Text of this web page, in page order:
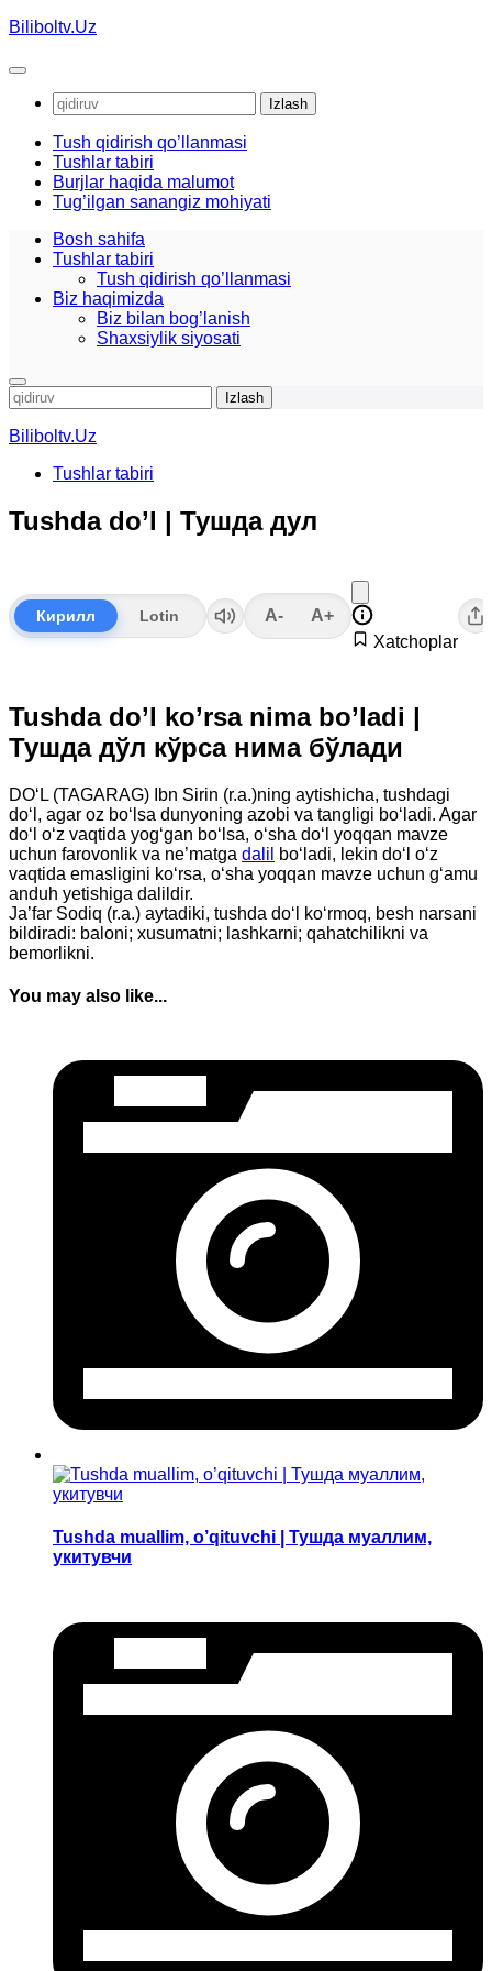
Skip
content
Biliboltv.Uz
Qidirshish:
Tush qidirish qo’llanmasi
Tushlar tabiri
Burjlar haqida malumot
Tug’ilgan sanangiz mohiyati
Bosh sahifa
Tushlar tabiri
Tush qidirish qo’llanmasi
Biz haqimizda
Biz bilan bog’lanish
Shaxsiylik siyosati
Qidirshish:
Biliboltv.Uz
Tushlar tabiri
Tushda do’l | Тушда дул
Кирилл Lotin A-
A+
Xatchoplar
Tushda do’l ko’rsa nima bo’ladi |
Тушда дўл кўрса нима бўлади
DO‘L (TAGARAG) Ibn Sirin (r.a.)ning aytishicha, tushdagi
do‘l, agar oz bo‘lsa dunyoning azobi va tangligi bo‘ladi. Agar
do‘l o‘z vaqtida yog‘gan bo‘lsa, o‘sha do‘l yoqqan mavze
uchun farovonlik va ne’matga dalil
bo‘ladi, lekin do‘l o‘z
vaqtida emasligini ko‘rsa, o‘sha yoqqan mavze uchun g‘amu
anduh yetishiga dalildir.
Ja’far Sodiq (r.a.) aytadiki, tushda do‘l ko‘rmoq, besh narsani
bildiradi: baloni; xusumatni; lashkarni; qahatchilikni va
bemorlikni.
You may also like...
Tushda muallim, o’qituvchi | Тушда муаллим,
укитувчи